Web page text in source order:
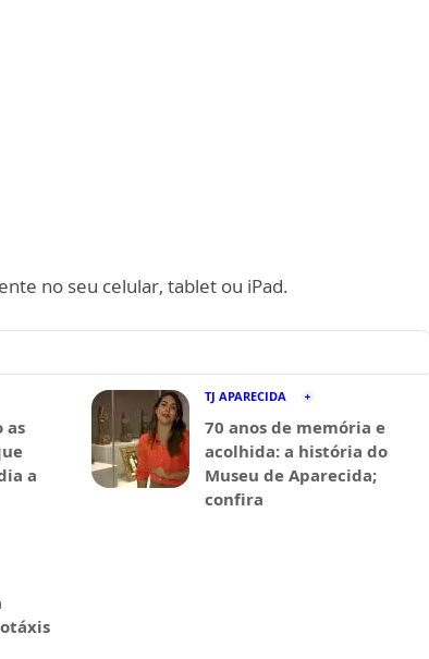
no seu celular, tablet ou iPad.
as
a
TJ APARECIDA
70 anos de memória e
acolhida: a história do
Museu de Aparecida;
confira